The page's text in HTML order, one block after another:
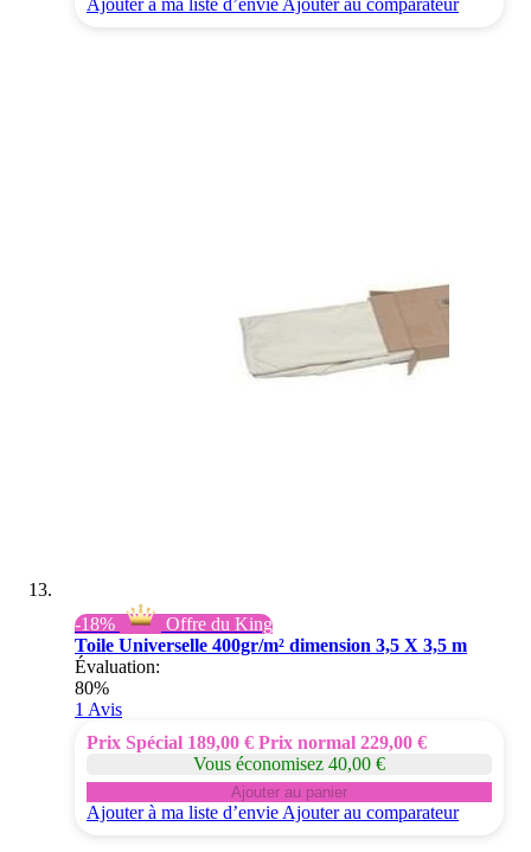
-18%
Offre du King
Toile Universelle 400gr/m² dimension 3,5 X 3,5 m
Évaluation:
80%
1 Avis
Prix Spécial 189,00 € Prix normal 229,00 €
Vous économisez 40,00 €
Ajouter au panier
Ajouter à ma liste d’envie Ajouter au comparateur